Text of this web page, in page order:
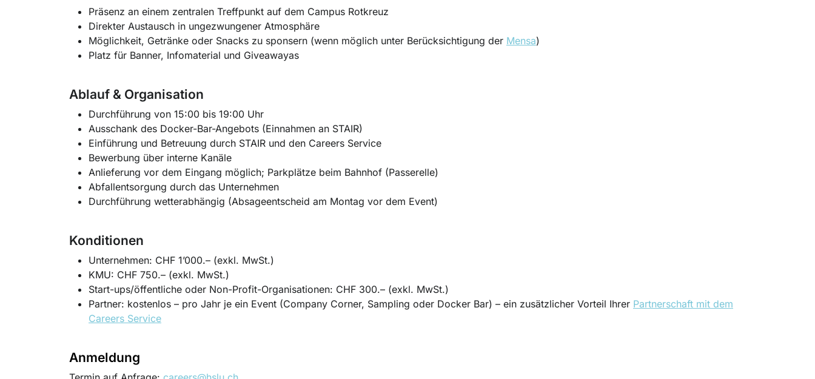
Präsenz an einem zentralen Treffpunkt auf dem Campus Rotkreuz
Direkter Austausch in ungezwungener Atmosphäre
Möglichkeit, Getränke oder Snacks zu sponsern (wenn möglich unter Berücksichtigung der Mensa)
Platz für Banner, Infomaterial und Giveawayas
Ablauf & Organisation
Durchführung von 15:00 bis 19:00 Uhr
Ausschank des Docker-Bar-Angebots (Einnahmen an STAIR)
Einführung und Betreuung durch STAIR und den Careers Service
Bewerbung über interne Kanäle
Anlieferung vor dem Eingang möglich; Parkplätze beim Bahnhof (Passerelle)
Abfallentsorgung durch das Unternehmen
Durchführung wetterabhängig (Absageentscheid am Montag vor dem Event)
Konditionen
Unternehmen: CHF 1’000.– (exkl. MwSt.)
KMU: CHF 750.– (exkl. MwSt.)
Start-ups/öffentliche oder Non-Profit-Organisationen: CHF 300.– (exkl. MwSt.)
Partner: kostenlos – pro Jahr je ein Event (Company Corner, Sampling oder Docker Bar) – ein zusätzlicher Vorteil Ihrer Partnerschaft mit dem
Careers Service
Anmeldung